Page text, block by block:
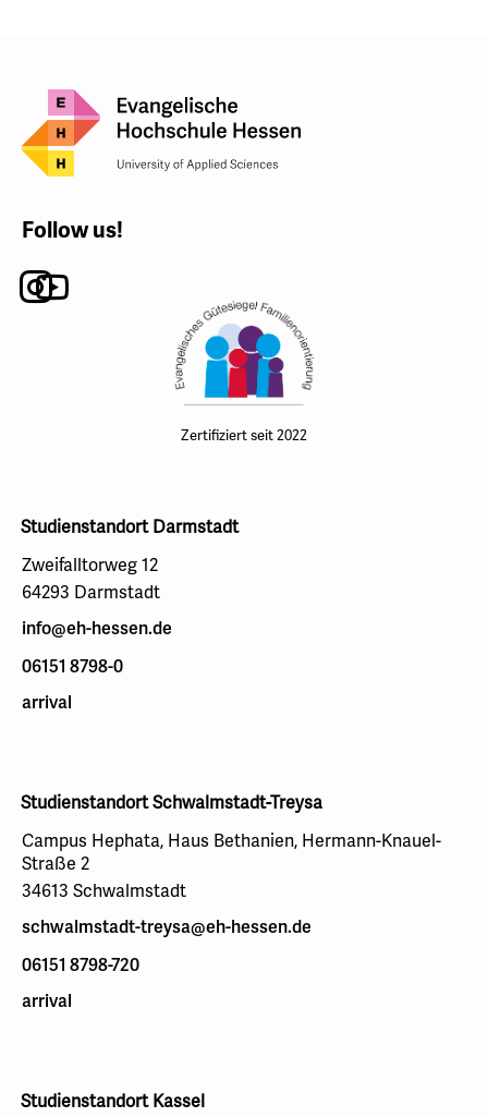
Follow us!
Instagram
Youtube
Zertifiziert seit 2022
Studienstandort Darmstadt
Zweifalltorweg 12
64293 Darmstadt
info@eh-hessen.de
06151 8798-0
arrival
Studienstandort Schwalmstadt-Treysa
Campus Hephata, Haus Bethanien, Hermann-Knauel-
Straße 2
34613 Schwalmstadt
schwalmstadt-treysa@eh-hessen.de
06151 8798-720
arrival
Studienstandort Kassel